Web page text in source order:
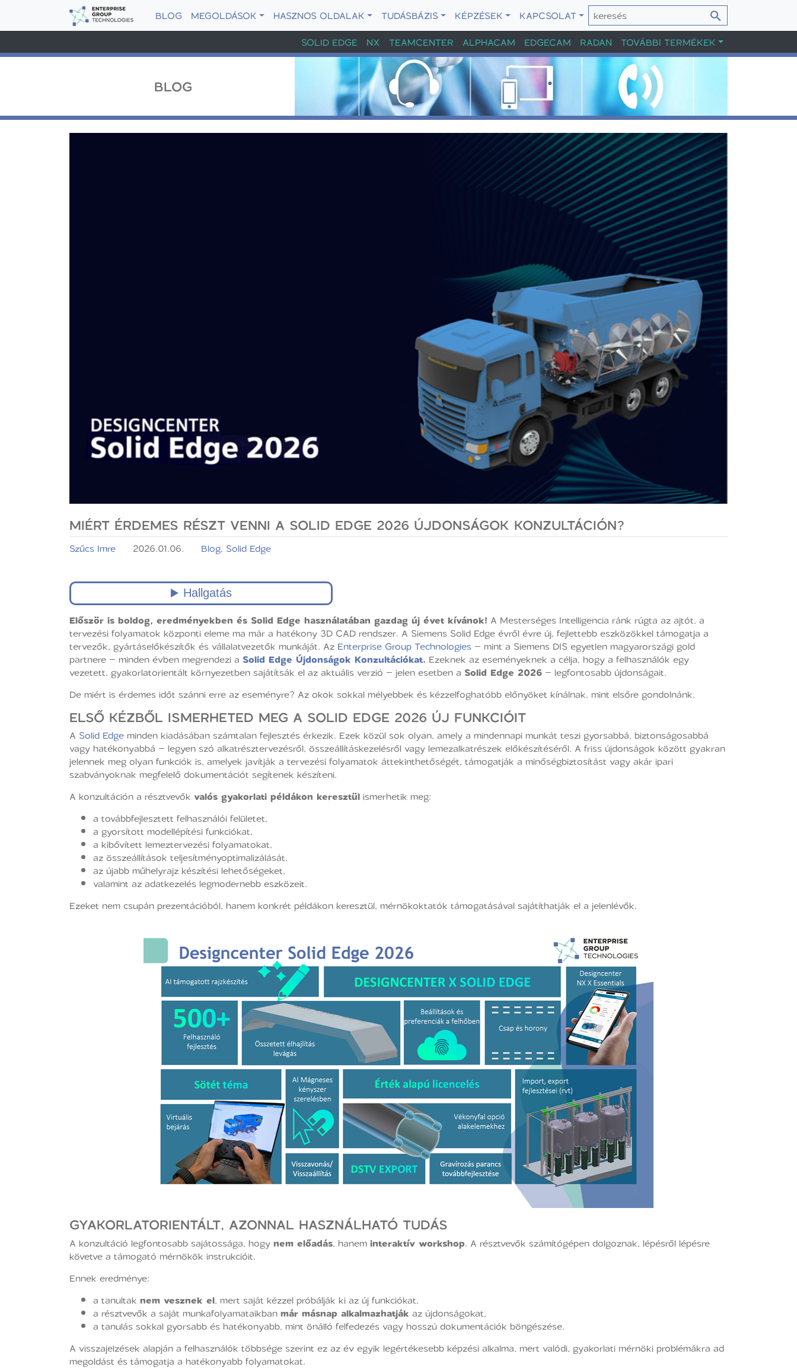
BLOG MEGOLDÁSOK HASZNOS OLDALAK TUDÁSBÁZIS KÉPZÉSEK
KAPCSOLAT
SOLID EDGE
NX TEAMCENTER ALPHACAM EDGECAM RADAN TOVÁBBI TERMÉKEK
BLOG
MIÉRT ÉRDEMES RÉSZT VENNI A SOLID EDGE 2026 ÚJDONSÁGOK KONZULTÁCIÓN?
Szűcs Imre 2026.01.06. Blog, Solid Edge
Először is boldog, eredményekben és Solid Edge használatában gazdag új évet kívánok! A Mesterséges Intelligencia ránk rúgta az ajtót, a
tervezési folyamatok központi eleme ma már a hatékony 3D CAD rendszer. A Siemens Solid Edge évről évre új, fejlettebb eszközökkel támogatja a
tervezők, gyártáselőkészítők és vállalatvezetők munkáját. Az Enterprise Group Technologies – mint a Siemens DIS egyetlen magyarországi gold
partnere – minden évben megrendezi a Solid Edge Újdonságok Konzultációkat. Ezeknek az eseményeknek a célja, hogy a felhasználók egy
vezetett, gyakorlatorientált környezetben sajátítsák el az aktuális verzió – jelen esetben a Solid Edge 2026 – legfontosabb újdonságait.
De miért is érdemes időt szánni erre az eseményre? Az okok sokkal mélyebbek és kézzelfoghatóbb előnyöket kínálnak, mint elsőre gondolnánk.
ELSŐ KÉZBŐL ISMERHETED MEG A SOLID EDGE 2026 ÚJ FUNKCIÓIT
A Solid Edge minden kiadásában számtalan fejlesztés érkezik. Ezek közül sok olyan, amely a mindennapi munkát teszi gyorsabbá, biztonságosabbá
vagy hatékonyabbá – legyen szó alkatrésztervezésről, összeállításkezelésről vagy lemezalkatrészek előkészítéséről. A friss újdonságok között gyakran
jelennek meg olyan funkciók is, amelyek javítják a tervezési folyamatok áttekinthetőségét, támogatják a minőségbiztosítást vagy akár ipari
szabványoknak megfelelő dokumentációt segítenek készíteni.
A konzultáción a résztvevők valós gyakorlati példákon keresztülismerhetik meg:
a továbbfejlesztett felhasználói felületet,
a gyorsított modellépítési funkciókat,
a kibővített lemeztervezési folyamatokat,
az összeállítások teljesítményoptimalizálását,
az újabb műhelyrajz készítési lehetőségeket,
valamint az adatkezelés legmodernebb eszközeit.
Ezeket nem csupán prezentációból, hanem konkrét példákon keresztül, mérnökoktatók támogatásával sajátíthatják el a jelenlévők.
GYAKORLATORIENTÁLT, AZONNAL HASZNÁLHATÓ TUDÁS
A konzultáció legfontosabb sajátossága, hogynem előadás, haneminteraktív workshop. A résztvevők számítógépen dolgoznak, lépésről lépésre
követve a támogató mérnökök instrukcióit.
Ennek eredménye:
a tanultak nem vesznek el, mert saját kézzel próbálják ki az új funkciókat,
a résztvevők a saját munkafolyamataikbanmár másnap alkalmazhatják az újdonságokat,
a tanulás sokkal gyorsabb és hatékonyabb, mint önálló felfedezés vagy hosszú dokumentációk böngészése.
A visszajelzések alapján a felhasználók többsége szerint ez az év egyik legértékesebb képzési alkalma, mert valódi, gyakorlati mérnöki problémákra ad
megoldást és támogatja a hatékonyabb folyamatokat.